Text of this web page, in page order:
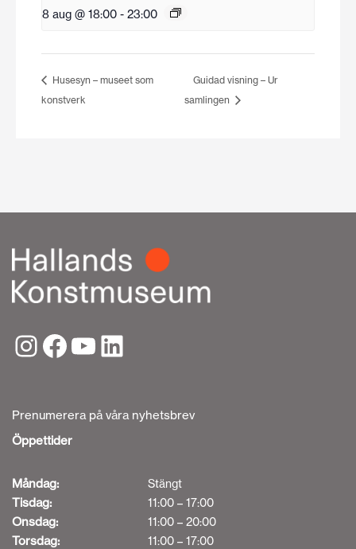
8 aug @ 18:00 - 23:00
Husesyn – museet som
konstverk
Guidad visning – Ur
samlingen
Prenumerera på våra nyhetsbrev
Öppettider
Måndag: Stängt
Tisdag: 11:00 – 17:00
Onsdag: 11:00 – 20:00
Torsdag: 11:00 – 17:00